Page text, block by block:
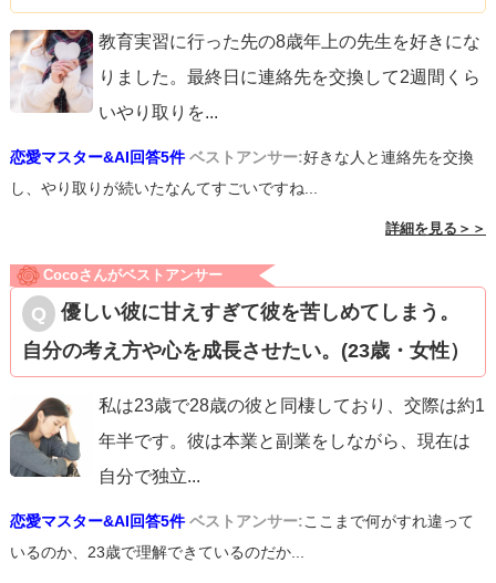
教育実習に行った先の8歳年上の先生を好きにな
りました。最終日に連絡先を交換して2週間くら
いやり取りを...
恋愛マスター&AI回答5件 ベストアンサー:好きな人と連絡先を交換
し、やり取りが続いたなんてすごいですね...
詳細を見る＞＞
Cocoさんがベストアンサー
優しい彼に甘えすぎて彼を苦しめてしまう。
自分の考え方や心を成長させたい。(23歳・女性）
私は23歳で28歳の彼と同棲しており、交際は約1
年半です。彼は本業と副業をしながら、現在は
自分で独立...
恋愛マスター&AI回答5件 ベストアンサー:ここまで何がすれ違って
いるのか、23歳で理解できているのだか...